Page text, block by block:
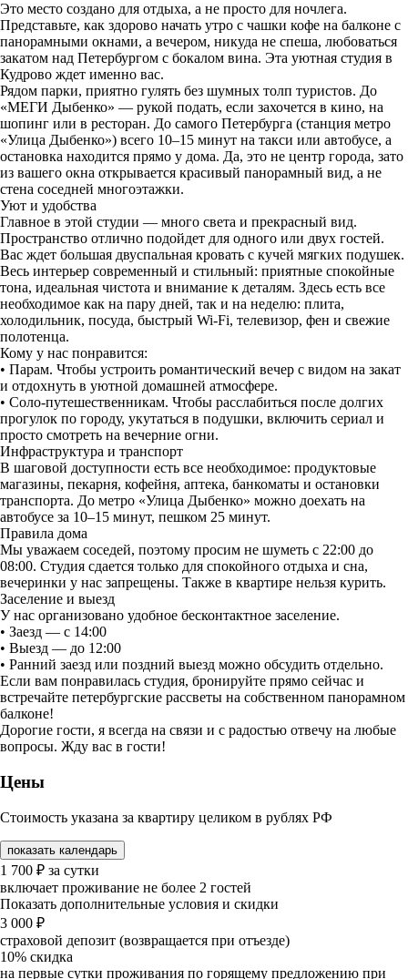
Это место создано для отдыха, а не просто для ночлега.
Представьте, как здорово начать утро с чашки кофе на балконе с
панорамными окнами, а вечером, никуда не спеша, любоваться
закатом над Петербургом с бокалом вина. Эта уютная студия в
Кудрово ждет именно вас.
Рядом парки, приятно гулять без шумных толп туристов. До
«МЕГИ Дыбенко» — рукой подать, если захочется в кино, на
шопинг или в ресторан. До самого Петербурга (станция метро
«Улица Дыбенко») всего 10–15 минут на такси или автобусе, а
остановка находится прямо у дома. Да, это не центр города, зато
из вашего окна открывается красивый панорамный вид, а не
стена соседней многоэтажки.
Уют и удобства
Главное в этой студии — много света и прекрасный вид.
Пространство отлично подойдет для одного или двух гостей.
Вас ждет большая двуспальная кровать с кучей мягких подушек.
Весь интерьер современный и стильный: приятные спокойные
тона, идеальная чистота и внимание к деталям. Здесь есть все
необходимое как на пару дней, так и на неделю: плита,
холодильник, посуда, быстрый Wi-Fi, телевизор, фен и свежие
полотенца.
Кому у нас понравится:
• Парам. Чтобы устроить романтический вечер с видом на закат
и отдохнуть в уютной домашней атмосфере.
• Соло-путешественникам. Чтобы расслабиться после долгих
прогулок по городу, укутаться в подушки, включить сериал и
просто смотреть на вечерние огни.
Инфраструктура и транспорт
В шаговой доступности есть все необходимое: продуктовые
магазины, пекарня, кофейня, аптека, банкоматы и остановки
транспорта. До метро «Улица Дыбенко» можно доехать на
автобусе за 10–15 минут, пешком 25 минут.
Правила дома
Мы уважаем соседей, поэтому просим не шуметь с 22:00 до
08:00. Студия сдается только для спокойного отдыха и сна,
вечеринки у нас запрещены. Также в квартире нельзя курить.
Заселение и выезд
У нас организовано удобное бесконтактное заселение.
• Заезд — с 14:00
• Выезд — до 12:00
• Ранний заезд или поздний выезд можно обсудить отдельно.
Если вам понравилась студия, бронируйте прямо сейчас и
встречайте петербургские рассветы на собственном панорамном
балконе!
Дорогие гости, я всегда на связи и с радостью отвечу на любые
вопросы. Жду вас в гости!
Цены
Стоимость указана за квартиру целиком в рублях РФ
показать календарь
1 700 ₽ за сутки
включает проживание не более 2 гостей
Показать дополнительные условия и скидки
3 000 ₽
страховой депозит (возвращается при отъезде)
10% скидка
на первые сутки проживания по горящему предложению при